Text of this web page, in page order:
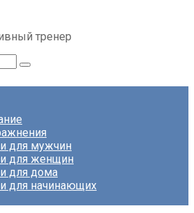
тренер
для мужчин
для женщин
для дома
для начинающих